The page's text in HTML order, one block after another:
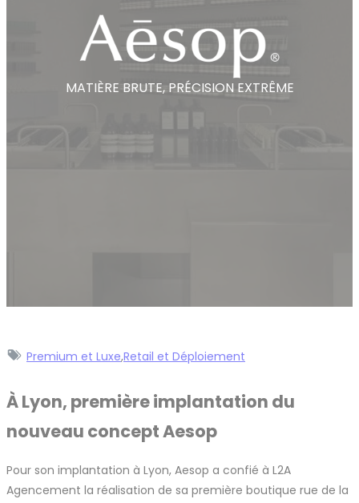
MATIÈRE BRUTE, PRÉCISION EXTRÊME
Premium et Luxe,Retail et Déploiement
À Lyon, première implantation du
nouveau concept Aesop
Pour son implantation à Lyon, Aesop a confié à L2A
Agencement la réalisation de sa première boutique rue de la